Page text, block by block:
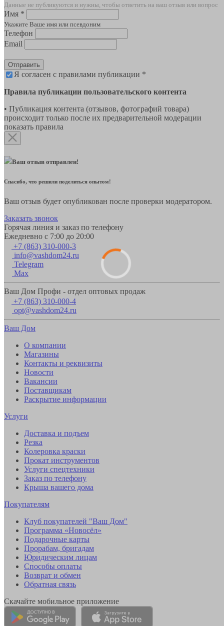
Данные не публикуются и нужны, чтобы ответить на ваш отзыв или вопрос
Имя *
Укажите Ваше имя или псевдоним
Телефон
Email
Отправить
Я согласен с правилами публикации *
Правила публикации пользовательского контента
• Публикация контента (отзывов, фотографий товара)
происходит только после их предварительной модерации
показать правила
Ваш отзыв отправлен!
Спасибо, что решили поделиться опытом!
Ваш отзыв будет опубликован после проверки модератором.
Заказать звонок
Горячая линия и заказ по телефону
Ежедневно с 7:00 до 20:00
+7 (863) 310-000-3
info@vashdom24.ru
Telegram
Max
Ваш Дом Профи - отдел оптовых продаж
+7 (863) 310-000-4
opt@vashdom24.ru
Ваш Дом
О компании
Магазины
Контакты и реквизиты
Новости
Вакансии
Поставщикам
Раскрытие информации
Услуги
Доставка и подъем
Резка
Колеровка краски
Прокат инструментов
Услуги спецтехники
Заказ по телефону
Крыша вашего дома
Покупателям
Клуб покупателей "Ваш Дом"
Программа «Новосёл»
Подарочные карты
Прорабам, бригадам
Юридическим лицам
Способы оплаты
Возврат и обмен
Обратная связь
Скачайте мобильное приложение